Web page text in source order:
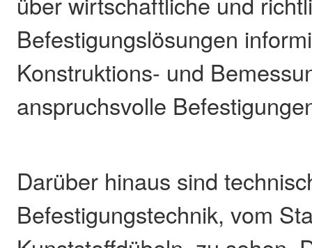
Befestigungslösungen
Konstruktions- und
anspruchsvolle
Darüber hinaus sind
Befestigungstechnik, vom